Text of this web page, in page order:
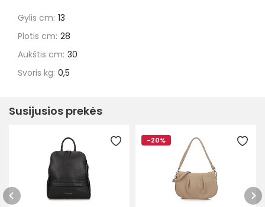
Gylis cm: 13
Plotis cm: 28
Aukštis cm: 30
Svoris kg: 0,5
Susijusios prekės
-20%